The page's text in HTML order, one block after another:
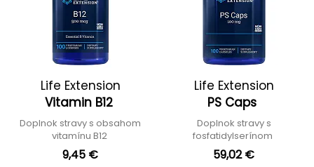
Life Extension
Vitamin B12
Doplnok stravy s obsahom
vitamínu B12
9,45 €
Life Extension
PS Caps
Doplnok stravy s
fosfatidylserínom
59,02 €